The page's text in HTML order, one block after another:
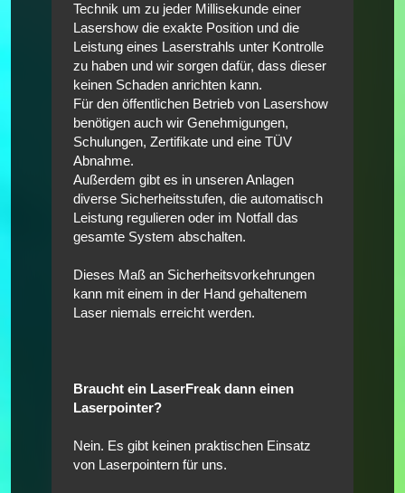
Technik um zu jeder Millisekunde einer
Lasershow die exakte Position und die
Leistung eines Laserstrahls unter Kontrolle
zu haben und wir sorgen dafür, dass dieser
keinen Schaden anrichten kann.
Für den öffentlichen Betrieb von Lasershow
benötigen auch wir Genehmigungen,
Schulungen, Zertifikate und eine TÜV
Abnahme.
Außerdem gibt es in unseren Anlagen
diverse Sicherheitsstufen, die automatisch
Leistung regulieren oder im Notfall das
gesamte System abschalten.
Dieses Maß an Sicherheitsvorkehrungen
kann mit einem in der Hand gehaltenem
Laser niemals erreicht werden.
Braucht ein LaserFreak dann einen
Laserpointer?
Nein. Es gibt keinen praktischen Einsatz
von Laserpointern für uns.